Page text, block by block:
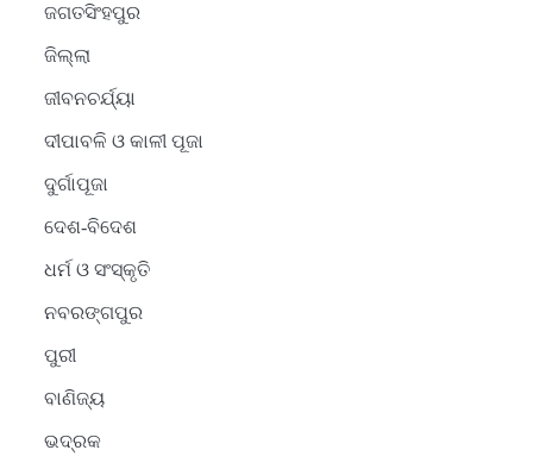
ଜଗତସିଂହପୁର
ଜିଲ୍ଲା
ଜୀବନଚର୍ଯ୍ୟା
ଦୀପାବଳି ଓ କାଳୀ ପୂଜା
ଦୁର୍ଗାପୂଜା
ଦେଶ-ବିଦେଶ
ଧର୍ମ ଓ ସଂସ୍କୃତି
ନବରଙ୍ଗପୁର
ପୁରୀ
ବାଣିଜ୍ୟ
ଭଦ୍ରକ
2